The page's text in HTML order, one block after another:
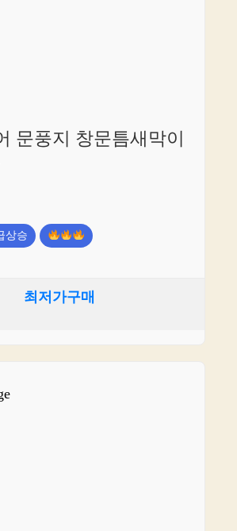
문풍지 창문틈새막이
상승
최저가구매